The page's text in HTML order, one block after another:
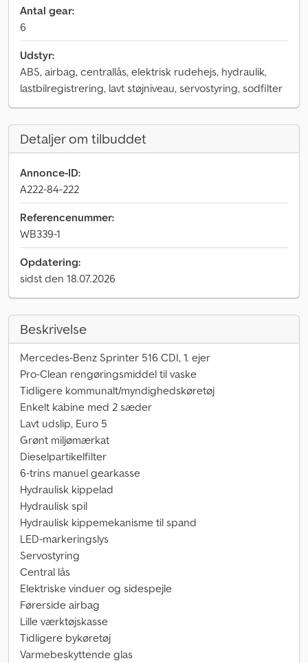
Antal gear:
6
Udstyr:
ABS, airbag, centrallås, elektrisk rudehejs, hydraulik,
lastbilregistrering, lavt støjniveau, servostyring, sodfilter
Detaljer om tilbuddet
Annonce-ID:
A222-84-222
Referencenummer:
WB339-1
Opdatering:
sidst den 18.07.2026
Beskrivelse
Mercedes-Benz Sprinter 516 CDI, 1. ejer
Pro-Clean rengøringsmiddel til vaske
Tidligere kommunalt/myndighedskøretøj
Enkelt kabine med 2 sæder
Lavt udslip, Euro 5
Grønt miljømærkat
Dieselpartikelfilter
6-trins manuel gearkasse
Hydraulisk kippelad
Hydraulisk spil
Hydraulisk kippemekanisme til spand
LED-markeringslys
Servostyring
Central lås
Elektriske vinduer og sidespejle
Førerside airbag
Lille værktøjskasse
Tidligere bykøretøj
Varmebeskyttende glas